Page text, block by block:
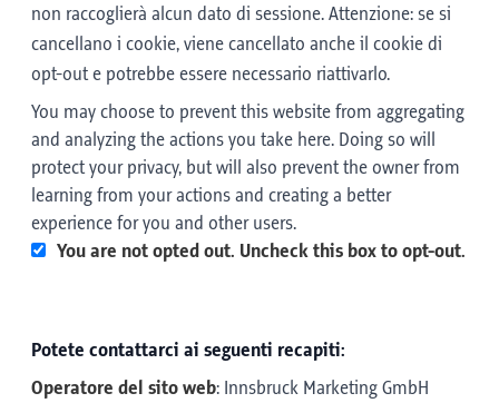
non raccoglierà alcun dato di sessione. Attenzione: se si
cancellano i cookie, viene cancellato anche il cookie di
opt-out e potrebbe essere necessario riattivarlo.
You may choose to prevent this website from aggregating
and analyzing the actions you take here. Doing so will
protect your privacy, but will also prevent the owner from
learning from your actions and creating a better
experience for you and other users.
You are not opted out. Uncheck this box to opt-out.
Potete contattarci ai seguenti recapiti:
Operatore del sito web: Innsbruck Marketing GmbH